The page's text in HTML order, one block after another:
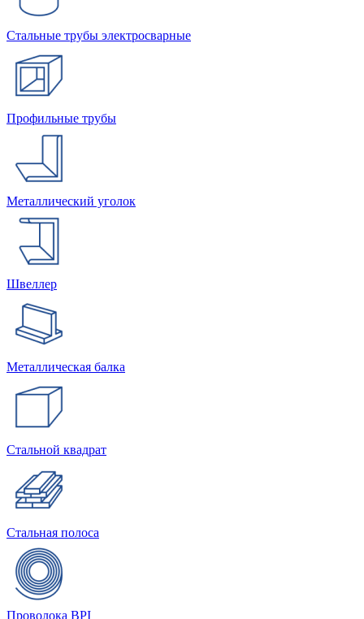
Стальные трубы электросварные
Профильные трубы
Металлический уголок
Швеллер
Металлическая балка
Стальной квадрат
Стальная полоса
Проволока BPI